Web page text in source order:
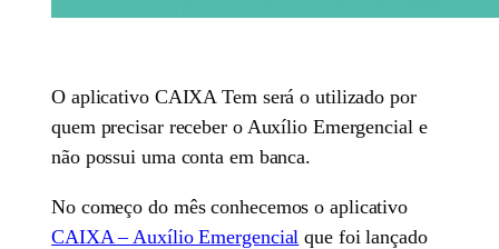
O aplicativo CAIXA Tem será o utilizado por
quem precisar receber o Auxílio Emergencial e
não possui uma conta em banca.
No começo do mês conhecemos o aplicativo
CAIXA – Auxílio Emergencial que foi lançado